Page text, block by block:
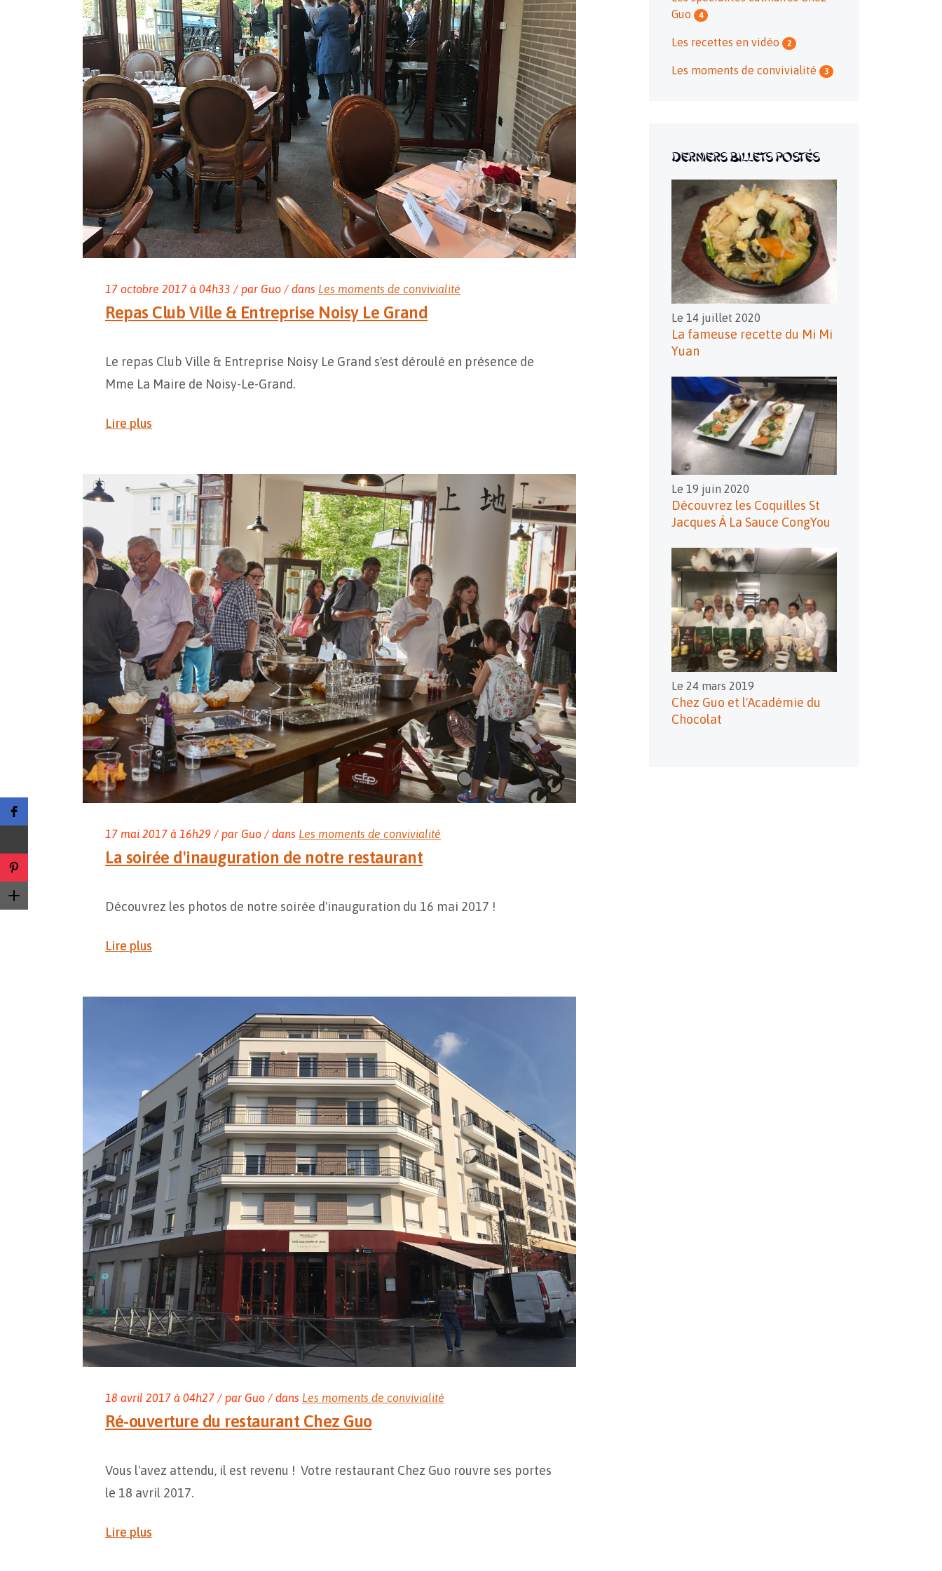
17 octobre 2017 à 04h33 / par Guo / dans Les moments de convivialité
Repas Club Ville & Entreprise Noisy Le Grand
Le repas Club Ville & Entreprise Noisy Le Grand s'est déroulé en présence de
Mme La Maire de Noisy-Le-Grand.
Lire plus
17 mai 2017 à 16h29 / par Guo / dans Les moments de convivialité
La soirée d'inauguration de notre restaurant
Découvrez les photos de notre soirée d'inauguration du 16 mai 2017 !
Lire plus
18 avril 2017 à 04h27 / par Guo / dans Les moments de convivialité
Ré-ouverture du restaurant Chez Guo
Vous l'avez attendu, il est revenu ! Votre restaurant Chez Guo rouvre ses portes
le 18 avril 2017.
Lire plus
Guo
4
Les recettes en vidéo 2
Les moments de convivialité 3
Derniers billets postés
Le 14 juillet 2020
La fameuse recette du Mi Mi
Yuan
Le 19 juin 2020
Découvrez les Coquilles St
Jacques À La Sauce CongYou
Le 24 mars 2019
Chez Guo et l'Académie du
Chocolat